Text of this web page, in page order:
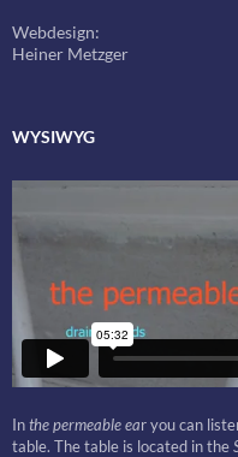
Webdesign:
Heiner Metzger
WYSIWYG
Inthe permeable ear you can
table. The table is located in the